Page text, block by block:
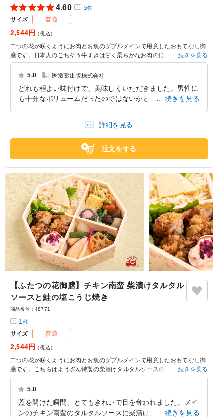
4.60 5件
サイズ 普通
2,544円 （税込）
二つの花が咲くようにお肉とお魚のダブルメインで用意したおもてなし御
膳です。日本人のごちそう牛すきは甘く柔らかなお肉のほかに味の染みた
高野豆腐や花麩が入りさらにごちそう感がアップ。お魚の鮭は塩こうじづ
けでふっくらと仕上がっております。八角形のお弁当箱につまったおいし
続きを見る
5.0 医歯薬出版株式会社
どれも程よい味付けで、美味しくいただきました。男性に
も十分なボリュームだったのではないかと思います。また
東京都文京区本駒込2023/02/16
続きを見る
詳細を見る
注文をする
【ふたつの花御膳】チキン南蛮 柴漬けタルタル
ソースと鮭の塩こうじ焼き
商品番号： 48771
1件
サイズ 普通
2,544円 （税込）
二つの花が咲くようにお肉とお魚のダブルメインで用意したおもてなし御
膳です。こちらはようざん特製の柴漬けタルタルソースのチキン南蛮とふ
っくら鮭の塩こうじ焼きをお詰めましました。ごはんにはようざんの女将
のとっておきレシピの米油使用の筍と鶏のご飯でこちらはぜひともご賞味
続きを見る
5.0
蓋を開けた瞬間、とてもきれいで目を奪われました。メイ
ンのチキン南蛮のタルタルソースに柴漬けが入っているの
続きを見る